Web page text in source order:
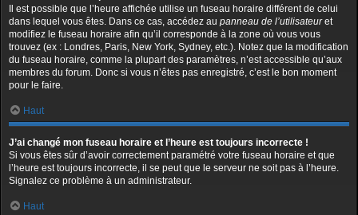
Il est possible que l’heure affichée utilise un fuseau horaire différent de celui
dans lequel vous êtes. Dans ce cas, accédez au panneau de l’utilisateuret
modifiez le fuseau horaire afin qu’il corresponde à la zone où vous vous
trouvez (ex : Londres, Paris, New York, Sydney, etc.). Notez que la modification
du fuseau horaire, comme la plupart des paramètres, n’est accessible qu’aux
membres du forum. Donc si vous n’êtes pas enregistré, c’est le bon moment
pour le faire.
Haut
J’ai changé mon fuseau horaire et l’heure est toujours incorrecte !
Si vous êtes sûr d’avoir correctement paramétré votre fuseau horaire et que
l’heure est toujours incorrecte, il se peut que le serveur ne soit pas à l’heure.
Signalez ce problème à un administrateur.
Haut